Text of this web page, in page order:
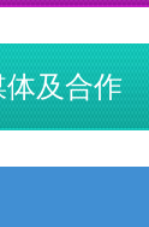
体及合作